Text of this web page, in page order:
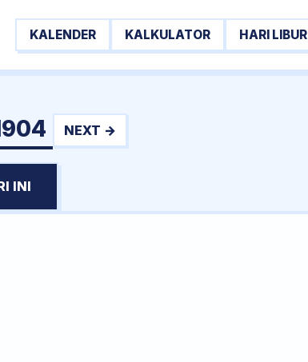
KALENDER KALKULATOR HARI LIBUR
NEXT →
INI